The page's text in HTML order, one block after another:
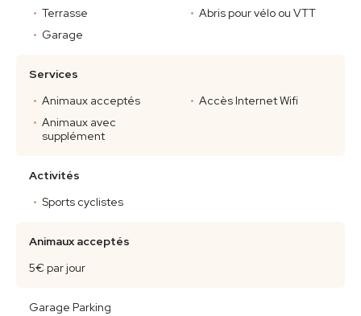
Terrasse
Garage
Abris pour vélo ou VTT
Services
Animaux acceptés
Animaux avec
supplément
Accès Internet Wifi
Activités
Sports cyclistes
Animaux acceptés
5€ par jour
Garage Parking